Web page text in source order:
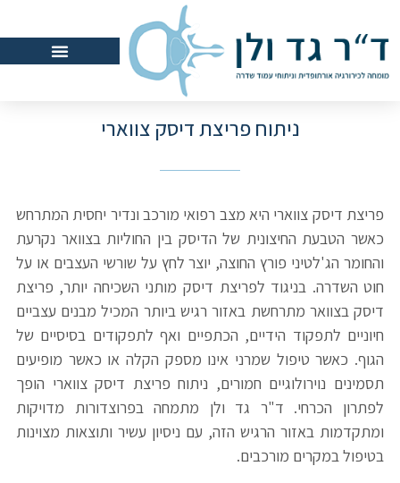
ניתוח פריצת דיסק צווארי
פריצת דיסק צווארי היא מצב רפואי מורכב ונדיר יחסית המתרחש
כאשר הטבעת החיצונית של הדיסק בין החוליות בצוואר נקרעת
והחומר הג'לטיני פורץ החוצה, יוצר לחץ על שורשי העצבים או על
חוט השדרה. בניגוד לפריצת דיסק מותני השכיחה יותר, פריצת
דיסק בצוואר מתרחשת באזור רגיש ביותר המכיל מבנים עצביים
חיוניים לתפקוד הידיים, הכתפיים ואף לתפקודים בסיסיים של
הגוף. כאשר טיפול שמרני אינו מספק הקלה או כאשר מופיעים
תסמינים נוירולוגיים חמורים, ניתוח פריצת דיסק צווארי הופך
לפתרון הכרחי. ד"ר גד ולן מתמחה בפרוצדורות מדויקות
ומתקדמות באזור הרגיש הזה, עם ניסיון עשיר ותוצאות מצוינות
בטיפול במקרים מורכבים.